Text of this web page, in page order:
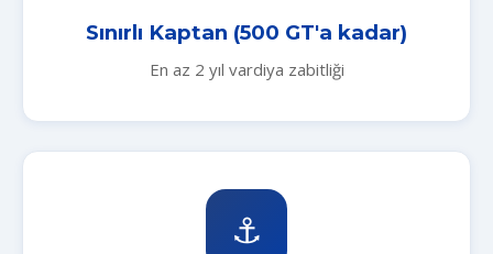
Sınırlı Kaptan (500 GT'a kadar)
En az 2 yıl vardiya zabitliği
⚓